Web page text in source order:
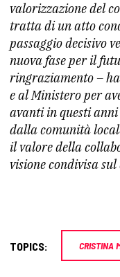
valorizzazione del
tratta di un atto
passaggio decisivo
nuova fase per il
ringraziamento –
e al Ministero per
avanti in questi
dalla comunità
il valore della
visione condivisa sul
TOPICS: CRISTINA